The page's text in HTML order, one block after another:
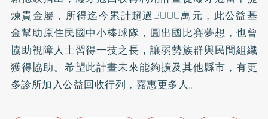
煉貴金屬，所得迄今累計超過3000萬元，此公益基
金幫助原住民國中小棒球隊，圓出國比賽夢想，也曾
協助視障人士習得一技之長，讓弱勢族群與民間組織
獲得協助。希望此計畫未來能夠擴及其他縣市，有更
多診所加入公益回收行列，嘉惠更多人。